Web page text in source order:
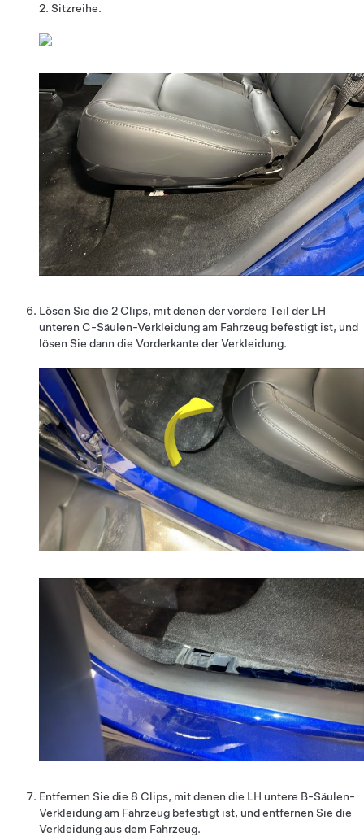
2. Sitzreihe.
Lösen Sie die 2 Clips, mit denen der vordere Teil der LH
unteren C-Säulen-Verkleidung am Fahrzeug befestigt ist, und
lösen Sie dann die Vorderkante der Verkleidung.
Entfernen Sie die 8 Clips, mit denen die LH untere B-Säulen-
Verkleidung am Fahrzeug befestigt ist, und entfernen Sie die
Verkleidung aus dem Fahrzeug.